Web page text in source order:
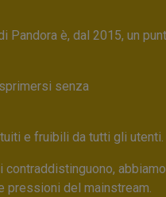
Pandora è, dal 2015, un
senza
e fruibili da tutti gli utenti.
abbiamo
pressioni del mainstream.